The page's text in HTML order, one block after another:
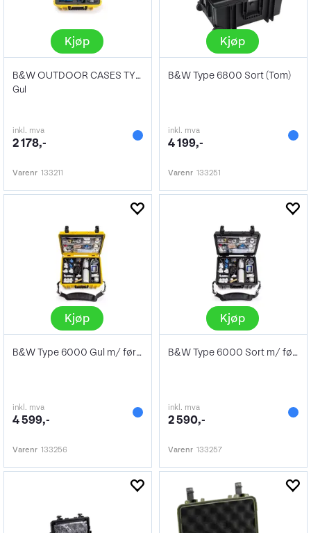
Kjøp
B&W OUTDOOR CASES TYPE 4000 Gul FOR DJI
Gul
inkl. mva
2 178,-
Varenr 133211
Kjøp
B&W Type 6800 Sort (Tom)
inkl. mva
4 199,-
Varenr 133251
Kjøp
B&W Type 6000 Gul m/ førstehjelpsskrin
inkl. mva
4 599,-
Varenr 133256
Kjøp
B&W Type 6000 Sort m/ førstehjelpsskrin
inkl. mva
2 590,-
Varenr 133257